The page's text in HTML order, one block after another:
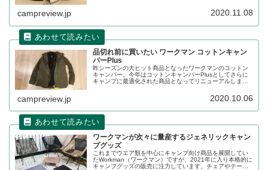
販売しているので、詳細をレビューします。
campreview.jp 2020.11.08
品切れ前に買いたい ワークマン コットンキャン
パーPlus
昨シーズンの大ヒット商品となったワークマンのコットン
キャンパー。今年はコットンキャンパーPlusとしてさらに
キャンプに最適化された商品となってリニューアルしまし
るため品切れになる可能性が高そうです。詳細をレビュー
campreview.jp 2020.10.06
ワークマンが次々に量産するジェネリックキャン
プグッズ
これまでウエア類を中心にキャンプ向け商品を展開してい
たWorkman（ワークマン）ですが、2021年に入り本格的に
キャンプグッズの販売に注力しています。チェアやテーブ